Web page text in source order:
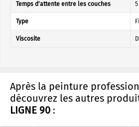
Temps d'attente entre les couches
Type
Viscosite
Après la peinture
découvrez les autres
LIGNE 90 :